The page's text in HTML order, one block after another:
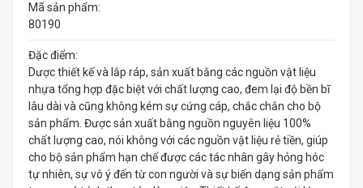
Mã sản phẩm:
80190
Đặc điểm:
Dược thiết kế và lắp ráp, sản xuất bằng các nguồn vật liệu
nhựa tổng hợp đặc biệt với chất lượng cao, đem lại độ bền bĩ
lâu dài và cũng không kém sự cứng cáp, chắc chắn cho bộ
sản phẩm. Được sản xuất bằng nguồn nguyên liệu 100%
chất lượng cao, nói không với các nguồn vật liệu rẻ tiền, giúp
cho bộ sản phẩm hạn chế được các tác nhân gây hỏng hóc
tự nhiên, sự vô ý đến từ con người và sự biến dạng sản phẩm